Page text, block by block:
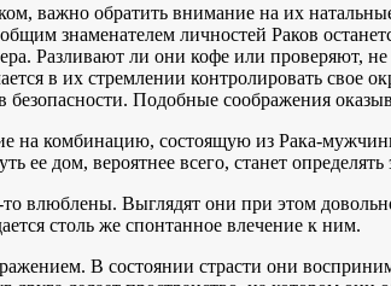
важно обратить внимание на их
знаменателем личностей Раков
Разливают ли они кофе или проверяют,
в их стремлении контролировать
безопасности. Подобные соображения
на комбинацию, состоящую из Рака-
ее дом, вероятнее всего, станет
влюблены. Выглядят они при этом
столь же спонтанное влечение к ним.
В состоянии страсти они